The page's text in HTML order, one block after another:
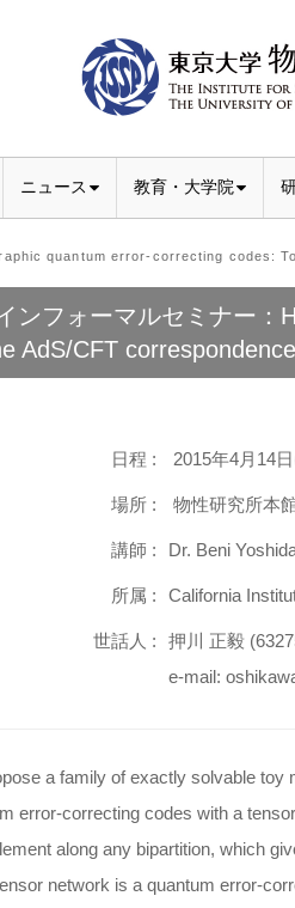
ニュース 教育・大学院
quantum error-correcting codes:
ンフォーマルセミナー：
AdS/CFT correspondence
日程 : 2015年4月14
場所 : 物性研究所本
講師 : Dr. Beni
所属 : California
世話人 :
押川 正毅
e-mail:
a family of exactly solvable toy
error-correcting codes with a
along any bipartition, which
network is a quantum error-